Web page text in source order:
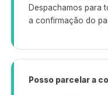
Despachamos para
a confirmação do
Posso parcelar a